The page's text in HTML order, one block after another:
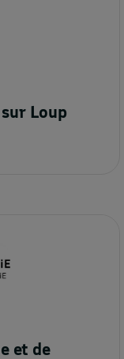
Loup
et de